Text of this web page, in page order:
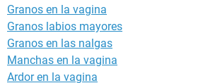
Granos en la vagina
Granos labios mayores
Granos en las nalgas
Manchas en la vagina
Ardor en la vagina